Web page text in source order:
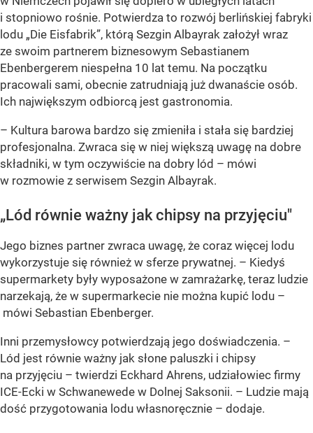
i stopniowo rośnie. Potwierdza to rozwój berlińskiej fabryki
lodu „Die Eisfabrik”, którą Sezgin Albayrak założył wraz
ze swoim partnerem biznesowym Sebastianem
Ebenbergerem niespełna 10 lat temu. Na początku
pracowali sami, obecnie zatrudniają już dwanaście osób.
Ich największym odbiorcą jest gastronomia.
– Kultura barowa bardzo się zmieniła i stała się bardziej
profesjonalna. Zwraca się w niej większą uwagę na dobre
składniki, w tym oczywiście na dobry lód – mówi
w rozmowie z serwisem Sezgin Albayrak.
„Lód równie ważny jak chipsy na przyjęciu"
Jego biznes partner zwraca uwagę, że coraz więcej lodu
wykorzystuje się również w sferze prywatnej. – Kiedyś
supermarkety były wyposażone w zamrażarkę, teraz ludzie
narzekają, że w supermarkecie nie można kupić lodu –
mówi Sebastian Ebenberger.
Inni przemysłowcy potwierdzają jego doświadczenia. –
Lód jest równie ważny jak słone paluszki i chipsy
na przyjęciu – twierdzi Eckhard Ahrens, udziałowiec firmy
ICE-Ecki w Schwanewede w Dolnej Saksonii. – Ludzie mają
dość przygotowania lodu własnoręcznie – dodaje.